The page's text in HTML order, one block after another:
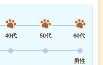
40代 50代
60代
男性